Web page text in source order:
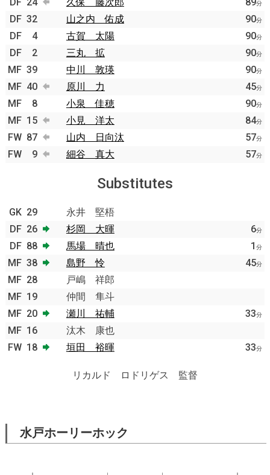
分
DF 32 山之内 佑成 90分
DF 4 古賀 太陽 90分
DF 2 三丸 拡 90分
MF 39 中川 敦瑛 90分
MF 40 原川 力 45分
MF 8 小泉 佳穂 90分
MF 15 小見 洋太 84分
FW 87 山内 日向汰 57分
FW 9 細谷 真大 57分
Substitutes
GK 29
永井 堅梧
DF 26 杉岡 大暉 6分
DF 88 馬場 晴也 1 分
MF 38 島野 怜 45分
MF 28
戸嶋 祥郎
MF 19
仲間 隼斗
MF 20 瀬川 祐輔 33分
MF 16
汰木 康也
FW 18 垣田 裕暉 33分
リカルド ロドリゲス 監督
水戸ホーリーホック